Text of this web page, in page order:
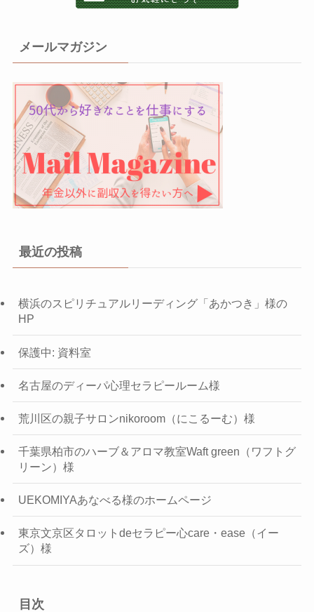
メールマガジン
最近の投稿
横浜のスピリチュアルリーディング「あかつき」様の
HP
保護中: 資料室
名古屋のディーパ心理セラピールーム様
荒川区の親子サロンnikoroom（にこるーむ）様
千葉県柏市のハーブ＆アロマ教室Waft green（ワフトグ
リーン）様
UEKOMIYAあなべる様のホームページ
東京文京区タロットdeセラピー心care・ease（イー
ズ）様
目次